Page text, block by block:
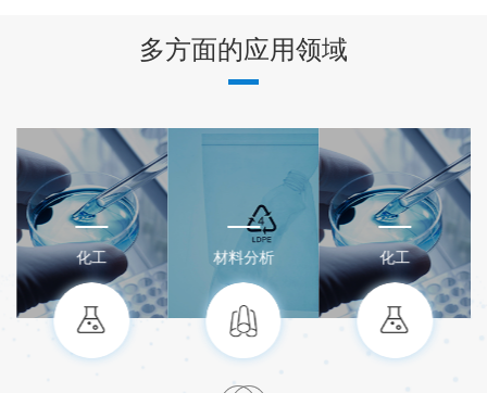
多方面的应用领域
化工 材料分析 化工